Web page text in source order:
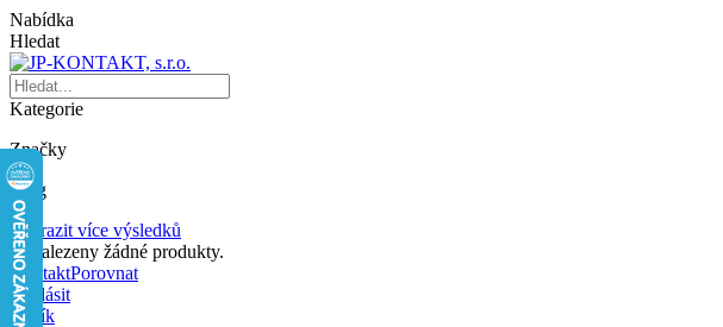
Nabídka
Hledat
Kategorie
Značky
Blog
Zobrazit více výsledků
Nenalezeny žádné produkty.
KontaktPorovnat
Přihlásit
Košík